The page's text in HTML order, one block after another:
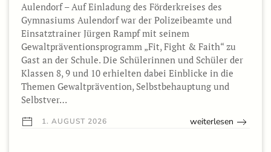
Aulendorf – Auf Einladung des Förderkreises des
Gymnasiums Aulendorf war der Polizeibeamte und
Einsatztrainer Jürgen Rampf mit seinem
Gewaltpräventionsprogramm „Fit, Fight & Faith“ zu
Gast an der Schule. Die Schülerinnen und Schüler der
Klassen 8, 9 und 10 erhielten dabei Einblicke in die
Themen Gewaltprävention, Selbstbehauptung und
Selbstver…
1. AUGUST 2026 weiterlesen